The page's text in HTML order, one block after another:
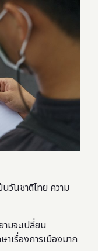
วันชาติไทย ความ
มจะเปลี่ยน
าเรื่องการเมืองมาก